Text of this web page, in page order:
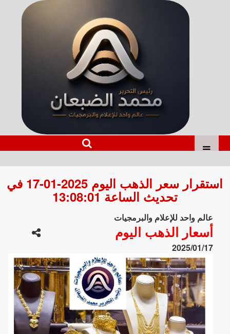
استقرار سعر الذهب اليوم 2025-01-17 في
تحديث الساعة 13:08:01
عالم واحد للإعلام والبرمجيات
أسعار الذهب اليوم
2025/01/17